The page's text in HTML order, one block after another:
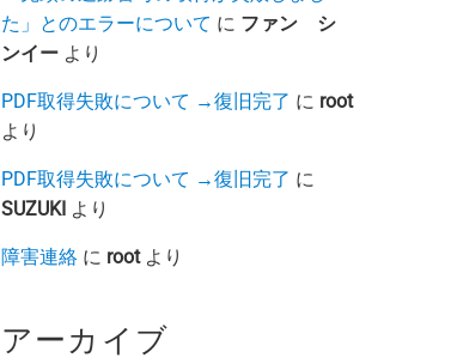
た」とのエラーについて に ファン シ
ンイーより
PDF取得失敗について →復旧完了 に root
より
PDF取得失敗について →復旧完了 に
SUZUKIより
障害連絡に rootより
アーカイブ